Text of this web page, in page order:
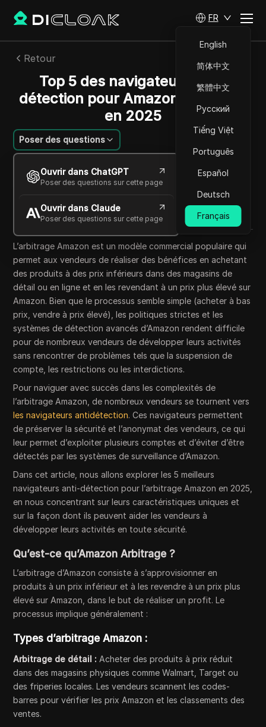
FR
English
简体中文
繁體中文
Русский
Tiếng Việt
Português
Español
Deutsch
Français
Retour
Top 5 des navigateurs anti-
détection pour Amazon Arbitrage
en 2025
Poser des questions
Ouvrir dans ChatGPT
Poser des questions sur cette page
Ouvrir dans Claude
Poser des questions sur cette page
Mikhail Kozlov
28 sept. 2025 4 min de lecture
Copy Link
L’arbitrage Amazon est un modèle commercial populaire qui
permet aux vendeurs de réaliser des bénéfices en achetant
des produits à des prix inférieurs dans des magasins de
détail ou en ligne et en les revendant à un prix plus élevé sur
Amazon. Bien que le processus semble simple (acheter à bas
prix, vendre à prix élevé), les politiques strictes et les
systèmes de détection avancés d’Amazon rendent difficile
pour de nombreux vendeurs de développer leurs activités
sans rencontrer de problèmes tels que la suspension de
compte, les restrictions ou les interdictions.
Pour naviguer avec succès dans les complexités de
l’arbitrage Amazon, de nombreux vendeurs se tournent vers
les navigateurs antidétection. Ces navigateurs permettent
de préserver la sécurité et l’anonymat des vendeurs, ce qui
leur permet d’exploiter plusieurs comptes et d’éviter d’être
détectés par les systèmes de surveillance d’Amazon.
Dans cet article, nous allons explorer les 5 meilleurs
navigateurs anti-détection pour l’arbitrage Amazon en 2025,
en nous concentrant sur leurs caractéristiques uniques et
sur la façon dont ils peuvent aider les vendeurs à
développer leurs activités en toute sécurité.
Qu’est-ce qu’Amazon Arbitrage ?
L’arbitrage d’Amazon consiste à s’approvisionner en
produits à un prix inférieur et à les revendre à un prix plus
élevé sur Amazon, dans le but de réaliser un profit. Le
processus implique généralement :
Types d’arbitrage Amazon :
Arbitrage de détail : Acheter des produits à prix réduit
dans des magasins physiques comme Walmart, Target ou
des friperies locales. Les vendeurs scannent les codes-
barres pour vérifier les prix Amazon et les classements des
ventes.